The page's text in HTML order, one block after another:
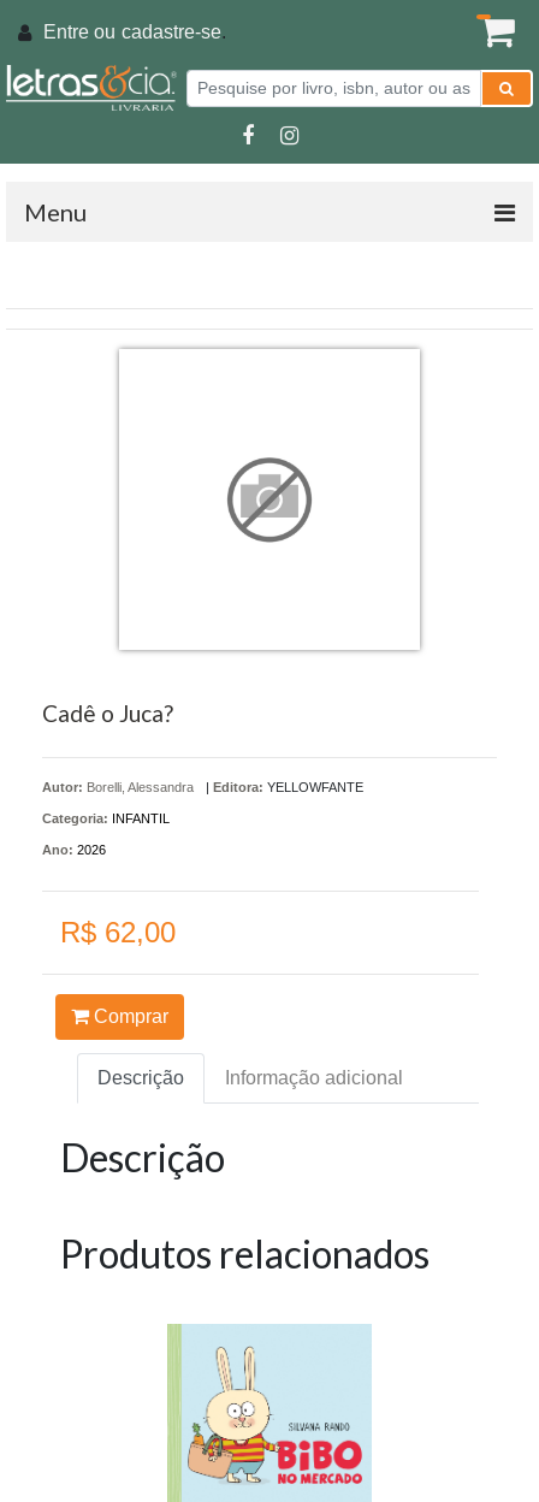
Entre ou cadastre-se.
Menu
Cadê o Juca?
Autor: Borelli, Alessandra | Editora: YELLOWFANTE
Categoria: INFANTIL
Ano: 2026
R$ 62,00
Comprar
Descrição Informação adicional
Descrição
Produtos relacionados